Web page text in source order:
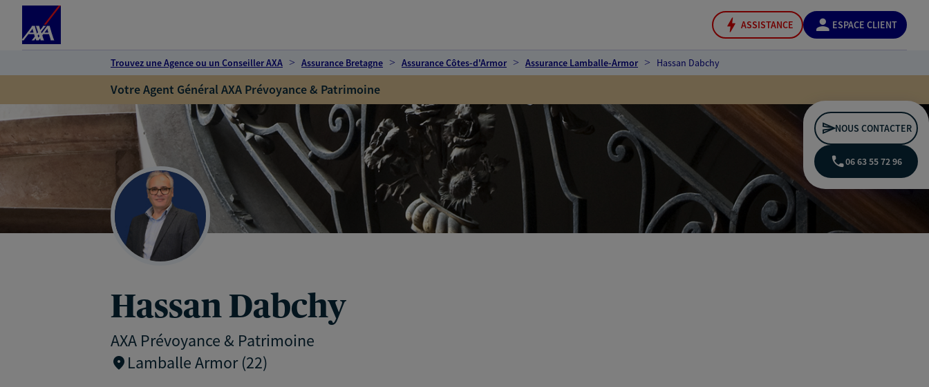
ASSISTANCE ESPACE CLIENT
Trouvez une Agence ou un Conseiller AXA Assurance Bretagne Assurance Côtes-d'Armor Assurance Lamballe-Armor Hassan Dabchy
Votre Agent Général AXA Prévoyance & Patrimoine
Hassan Dabchy
AXA Prévoyance & Patrimoine
Lamballe Armor (22)
NOUS CONTACTER
06 63 55 72 96